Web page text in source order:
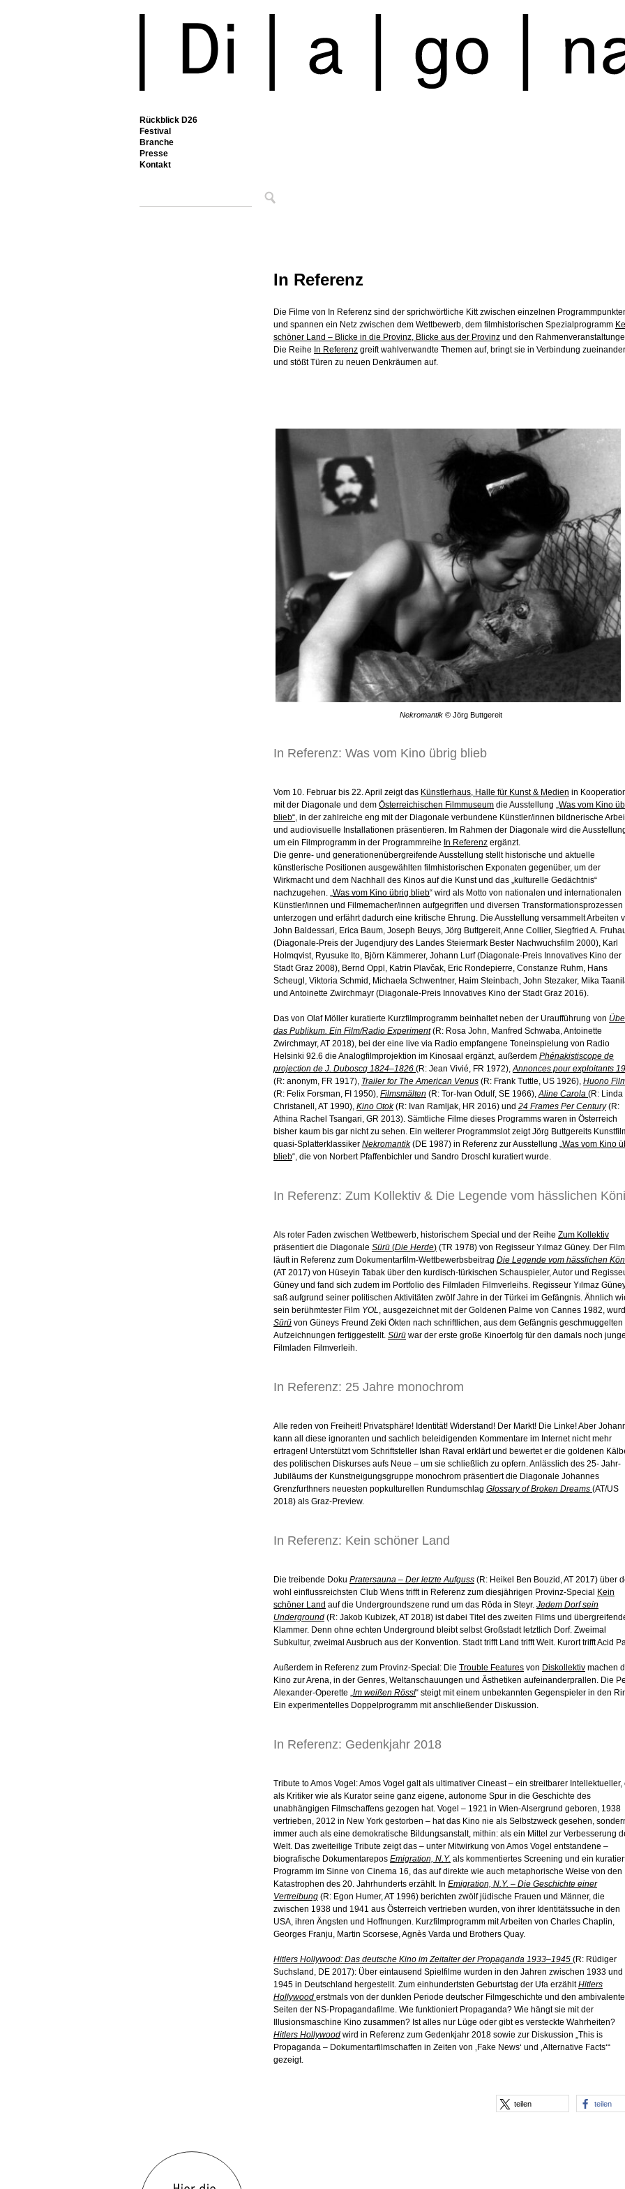
Rückblick D26
Festival
Branche
Presse
Kontakt
In Referenz
Die Filme von In Referenz sind der sprichwörtliche Kitt zwischen einzelnen
und spannen ein Netz zwischen dem Wettbewerb, dem filmhistorischen Spezialprogramm
schöner Land – Blicke in die Provinz, Blicke aus der Provinz und den
Die Reihe In Referenz greift wahlverwandte Themen auf, bringt sie in Verbindung zueinander
und stößt Türen zu neuen Denkräumen auf.
Nekromantik © Jörg Buttgereit
In Referenz: Was vom Kino übrig blieb
Vom 10. Februar bis 22. April zeigt das Künstlerhaus, Halle für Kunst & Medien in
mit der Diagonale und dem Österreichischen Filmmuseum die Ausstellung „Was vom Kino
blieb“, in der zahlreiche eng mit der Diagonale verbundene Künstler/innen bildnerische
und audiovisuelle Installationen präsentieren. Im Rahmen der Diagonale wird die
um ein Filmprogramm in der Programmreihe In Referenz ergänzt.
Die genre- und generationenübergreifende Ausstellung stellt historische und aktuelle
künstlerische Positionen ausgewählten filmhistorischen Exponaten gegenüber, um der
Wirkmacht und dem Nachhall des Kinos auf die Kunst und das „kulturelle Gedächtnis“
nachzugehen. „Was vom Kino übrig blieb“ wird als Motto von nationalen und internationalen
Künstler/innen und Filmemacher/innen aufgegriffen und diversen Transformationsprozessen
unterzogen und erfährt dadurch eine kritische Ehrung. Die Ausstellung versammelt Arbeiten
John Baldessari, Erica Baum, Joseph Beuys, Jörg Buttgereit, Anne Collier, Siegfried A.
(Diagonale-Preis der Jugendjury des Landes Steiermark Bester Nachwuchsfilm 2000), Karl
Holmqvist, Ryusuke Ito, Björn Kämmerer, Johann Lurf (Diagonale-Preis Innovatives Kino der
Stadt Graz 2008), Bernd Oppl, Katrin Plavčak, Eric Rondepierre, Constanze Ruhm, Hans
Scheugl, Viktoria Schmid, Michaela Schwentner, Haim Steinbach, John Stezaker, Mika
und Antoinette Zwirchmayr (Diagonale-Preis Innovatives Kino der Stadt Graz 2016).
Das von Olaf Möller kuratierte Kurzfilmprogramm beinhaltet neben der Uraufführung von
das Publikum. Ein Film/Radio Experiment(R: Rosa John, Manfred Schwaba, Antoinette
Zwirchmayr, AT 2018), bei der eine live via Radio empfangene Toneinspielung von Radio
Helsinki 92.6 die Analogfilmprojektion im Kinosaal ergänzt, außerdem Phénakistiscope de
projection de J. Duboscq 1824–1826 (R: Jean Vivié, FR 1972),Annonces pour exploitants
(R: anonym, FR 1917), Trailer for The American Venus (R: Frank Tuttle, US 1926), Huono
(R: Felix Forsman, FI 1950), Filmsmälten (R: Tor-Ivan Odulf, SE 1966),Aline Carola (R: Linda
Christanell, AT 1990), Kino Otok(R: Ivan Ramljak, HR 2016) und 24 Frames Per Century(R:
Athina Rachel Tsangari, GR 2013). Sämtliche Filme dieses Programms waren in Österreich
bisher kaum bis gar nicht zu sehen. Ein weiterer Programmslot zeigt Jörg Buttgereits
quasi-Splatterklassiker Nekromantik(DE 1987) in Referenz zur Ausstellung „Was vom Kino
blieb“, die von Norbert Pfaffenbichler und Sandro Droschl kuratiert wurde.
In Referenz: Zum Kollektiv & Die Legende vom hässlichen
Als roter Faden zwischen Wettbewerb, historischem Special und der Reihe Zum Kollektiv
präsentiert die Diagonale Sürü (Die Herde) (TR 1978) von Regisseur Yılmaz Güney. Der Film
läuft in Referenz zum Dokumentarfilm-Wettbewerbsbeitrag Die Legende vom hässlichen
(AT 2017) von Hüseyin Tabak über den kurdisch-türkischen Schauspieler, Autor und
Güney und fand sich zudem im Portfolio des Filmladen Filmverleihs. Regisseur Yılmaz
saß aufgrund seiner politischen Aktivitäten zwölf Jahre in der Türkei im Gefängnis. Ähnlich
sein berühmtester Film YOL, ausgezeichnet mit der Goldenen Palme von Cannes 1982,
Sürü von Güneys Freund Zeki Ökten nach schriftlichen, aus dem Gefängnis geschmuggelten
Aufzeichnungen fertiggestellt. Sürü war der erste große Kinoerfolg für den damals noch
Filmladen Filmverleih.
In Referenz: 25 Jahre monochrom
Alle reden von Freiheit! Privatsphäre! Identität! Widerstand! Der Markt! Die Linke! Aber
kann all diese ignoranten und sachlich beleidigenden Kommentare im Internet nicht mehr
ertragen! Unterstützt vom Schriftsteller Ishan Raval erklärt und bewertet er die goldenen
des politischen Diskurses aufs Neue – um sie schließlich zu opfern. Anlässlich des 25- Jahr-
Jubiläums der Kunstneigungsgruppe monochrom präsentiert die Diagonale Johannes
Grenzfurthners neuesten popkulturellen Rundumschlag Glossary of Broken Dreams (AT/US
2018) als Graz-Preview.
In Referenz: Kein schöner Land
Die treibende Doku Pratersauna – Der letzte Aufguss (R: Heikel Ben Bouzid, AT 2017) über
wohl einflussreichsten Club Wiens trifft in Referenz zum diesjährigen Provinz-Special Kein
schöner Land auf die Undergroundszene rund um das Röda in Steyr. Jedem Dorf sein
Underground (R: Jakob Kubizek, AT 2018) ist dabei Titel des zweiten Films und
Klammer. Denn ohne echten Underground bleibt selbst Großstadt letztlich Dorf. Zweimal
Subkultur, zweimal Ausbruch aus der Konvention. Stadt trifft Land trifft Welt. Kurort trifft Acid
Außerdem in Referenz zum Provinz-Special: Die Trouble Features von Diskollektiv machen
Kino zur Arena, in der Genres, Weltanschauungen und Ästhetiken aufeinanderprallen. Die
Alexander-Operette „Im weißen Rössl“ steigt mit einem unbekannten Gegenspieler in den
Ein experimentelles Doppelprogramm mit anschließender Diskussion.
In Referenz: Gedenkjahr 2018
Tribute to Amos Vogel: Amos Vogel galt als ultimativer Cineast – ein streitbarer Intellektueller,
als Kritiker wie als Kurator seine ganz eigene, autonome Spur in die Geschichte des
unabhängigen Filmschaffens gezogen hat. Vogel – 1921 in Wien-Alsergrund geboren, 1938
vertrieben, 2012 in New York gestorben – hat das Kino nie als Selbstzweck gesehen,
immer auch als eine demokratische Bildungsanstalt, mithin: als ein Mittel zur Verbesserung
Welt. Das zweiteilige Tribute zeigt das – unter Mitwirkung von Amos Vogel entstandene –
biografische Dokumentarepos Emigration, N.Y. als kommentiertes Screening und ein
Programm im Sinne von Cinema 16, das auf direkte wie auch metaphorische Weise von den
Katastrophen des 20. Jahrhunderts erzählt. In Emigration, N.Y. – Die Geschichte einer
Vertreibung (R: Egon Humer, AT 1996) berichten zwölf jüdische Frauen und Männer, die
zwischen 1938 und 1941 aus Österreich vertrieben wurden, von ihrer Identitätssuche in den
USA, ihren Ängsten und Hoffnungen. Kurzfilmprogramm mit Arbeiten von Charles Chaplin,
Georges Franju, Martin Scorsese, Agnès Varda und Brothers Quay.
Hitlers Hollywood: Das deutsche Kino im Zeitalter der Propaganda 1933–1945 (R: Rüdiger
Suchsland, DE 2017): Über eintausend Spielfilme wurden in den Jahren zwischen 1933 und
1945 in Deutschland hergestellt. Zum einhundertsten Geburtstag der Ufa erzähltHitlers
Hollywood erstmals von der dunklen Periode deutscher Filmgeschichte und den
Seiten der NS-Propagandafilme. Wie funktioniert Propaganda? Wie hängt sie mit der
Illusionsmaschine Kino zusammen? Ist alles nur Lüge oder gibt es versteckte Wahrheiten?
Hitlers Hollywood wird in Referenz zum Gedenkjahr 2018 sowie zur Diskussion „This is
Propaganda – Dokumentarfilmschaffen in Zeiten von ‚Fake News‘ und ‚Alternative Facts‘“
gezeigt.
teilen teilen